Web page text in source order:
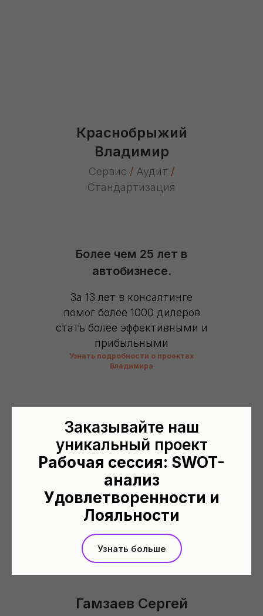
Краснобрыжий
Владимир
Сервис / Аудит /
Стандартизация
Более чем 25 лет в
автобизнесе.
За 13 лет в консалтинге
помог более 1000 дилеров
стать более эффективными и
прибыльными
Узнать подробности о проектах
Владимира
Гамзаев Сергей
Заказывайте наш
уникальный проект
Рабочая сессия: SWOT-
анализ
Удовлетворенности и
Лояльности
Узнать больше